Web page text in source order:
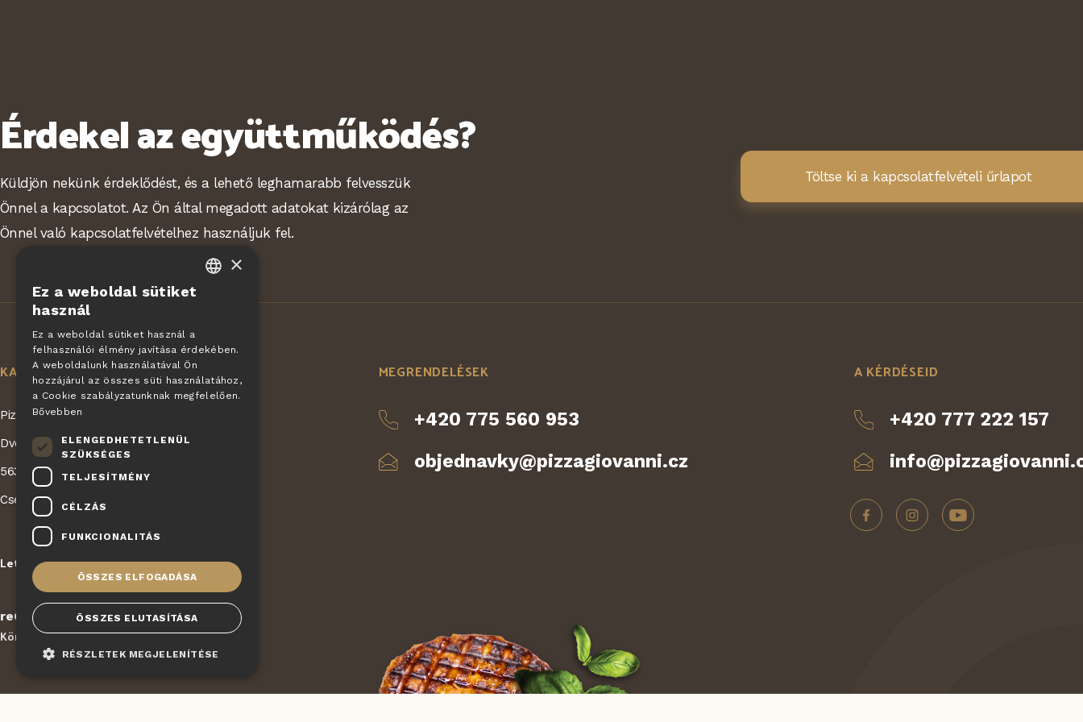
Érdekel az együttműködés?
Küldjön nekünk érdeklődést, és a lehető leghamarabb felvesszük
Önnel a kapcsolatot. Az Ön által megadott adatokat kizárólag az
Önnel való kapcsolatfelvételhez használjuk fel.
Töltse ki a kapcsolatfelvételi űrlapot
KAPCSOLATBA LÉPNI
Pizza Giovanni - KONET GASTRO s.r.o.
Dvorská 168
563 01 Lanškroun
Cseh Köztársaság
Letöltés | Karrier
reCAPTCHAvédi
Körülmények - Magánszféra védelem
MEGRENDELÉSEK
+420 775 560 953
objednavky@pizzagiovanni.cz
A KÉRDÉSEID
+420 777 222 157
CZECH
DE
SLOVAK
×
Ez a weboldal sütiket
használ
Ez a weboldal sütiket használ a
felhasználói élmény javítása érdekében.
A weboldalunk használatával Ön
hozzájárul az összes süti használatához,
a Cookie szabályzatunknak megfelelően.
Bővebben
ELENGEDHETETLENÜL
SZÜKSÉGES
TELJESÍTMÉNY
CÉLZÁS
FUNKCIONALITÁS
ÖSSZES ELFOGADÁSA
ÖSSZES ELUTASÍTÁSA
RÉSZLETEK MEGJELENÍTÉSE